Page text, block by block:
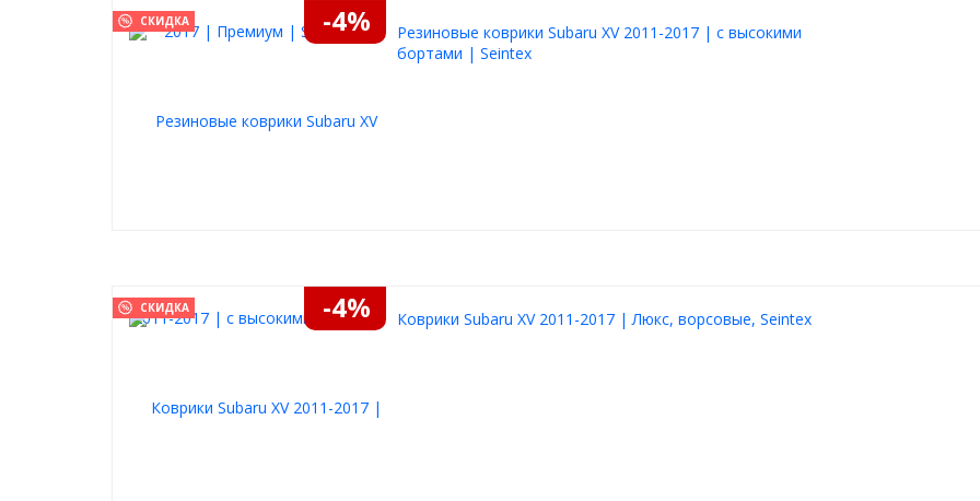
СКИДКА -4%
Резиновые коврики Subaru XV 2011-2017 | с высокими
бортами | Seintex
СКИДКА -4% Коврики Subaru XV 2011-2017 | Люкс, ворсовые, Seintex